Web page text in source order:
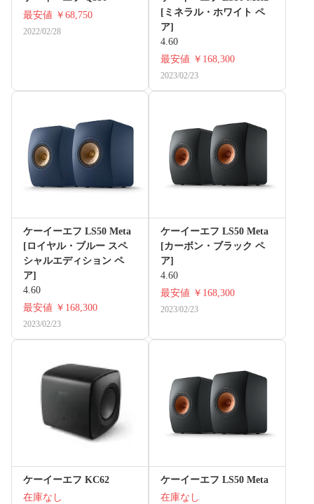
最安値 ￥68,750
2022/02/28
[ミネラル・ホワイト ペ
ア]
4.60
最安値 ￥168,300
2023/02/23
ケーイーエフ LS50 Meta
[ロイヤル・ブルー スペ
シャルエディション ペ
ア]
4.60
最安値 ￥168,300
2023/02/23
ケーイーエフ LS50 Meta
[カーボン・ブラック ペ
ア]
4.60
最安値 ￥168,300
2023/02/23
ケーイーエフ KC62
在庫なし
ケーイーエフ LS50 Meta
在庫なし